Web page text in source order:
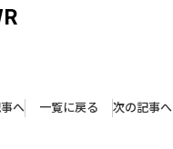
へ 一覧に戻る 次の記事へ